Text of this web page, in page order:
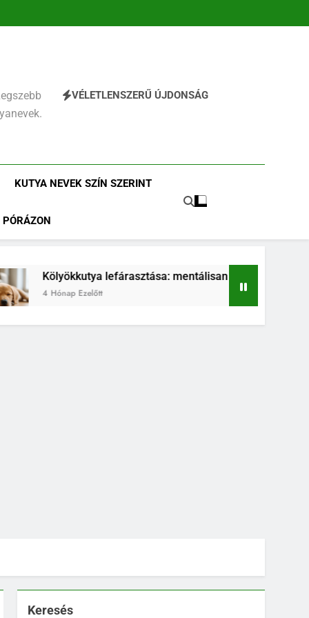
VÉLETLENSZERŰ ÚJDONSÁG
KUTYA NEVEK SZÍN SZERINT
PÓRÁZON
lefárasztása: mentálisan és fizikailag
Keresés